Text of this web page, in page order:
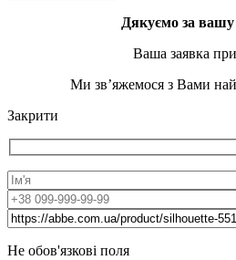
Дякуємо за вашу
Ваша заявка
Ми зв’яжемося з Вами
Закрити
Не обов'язкові поля